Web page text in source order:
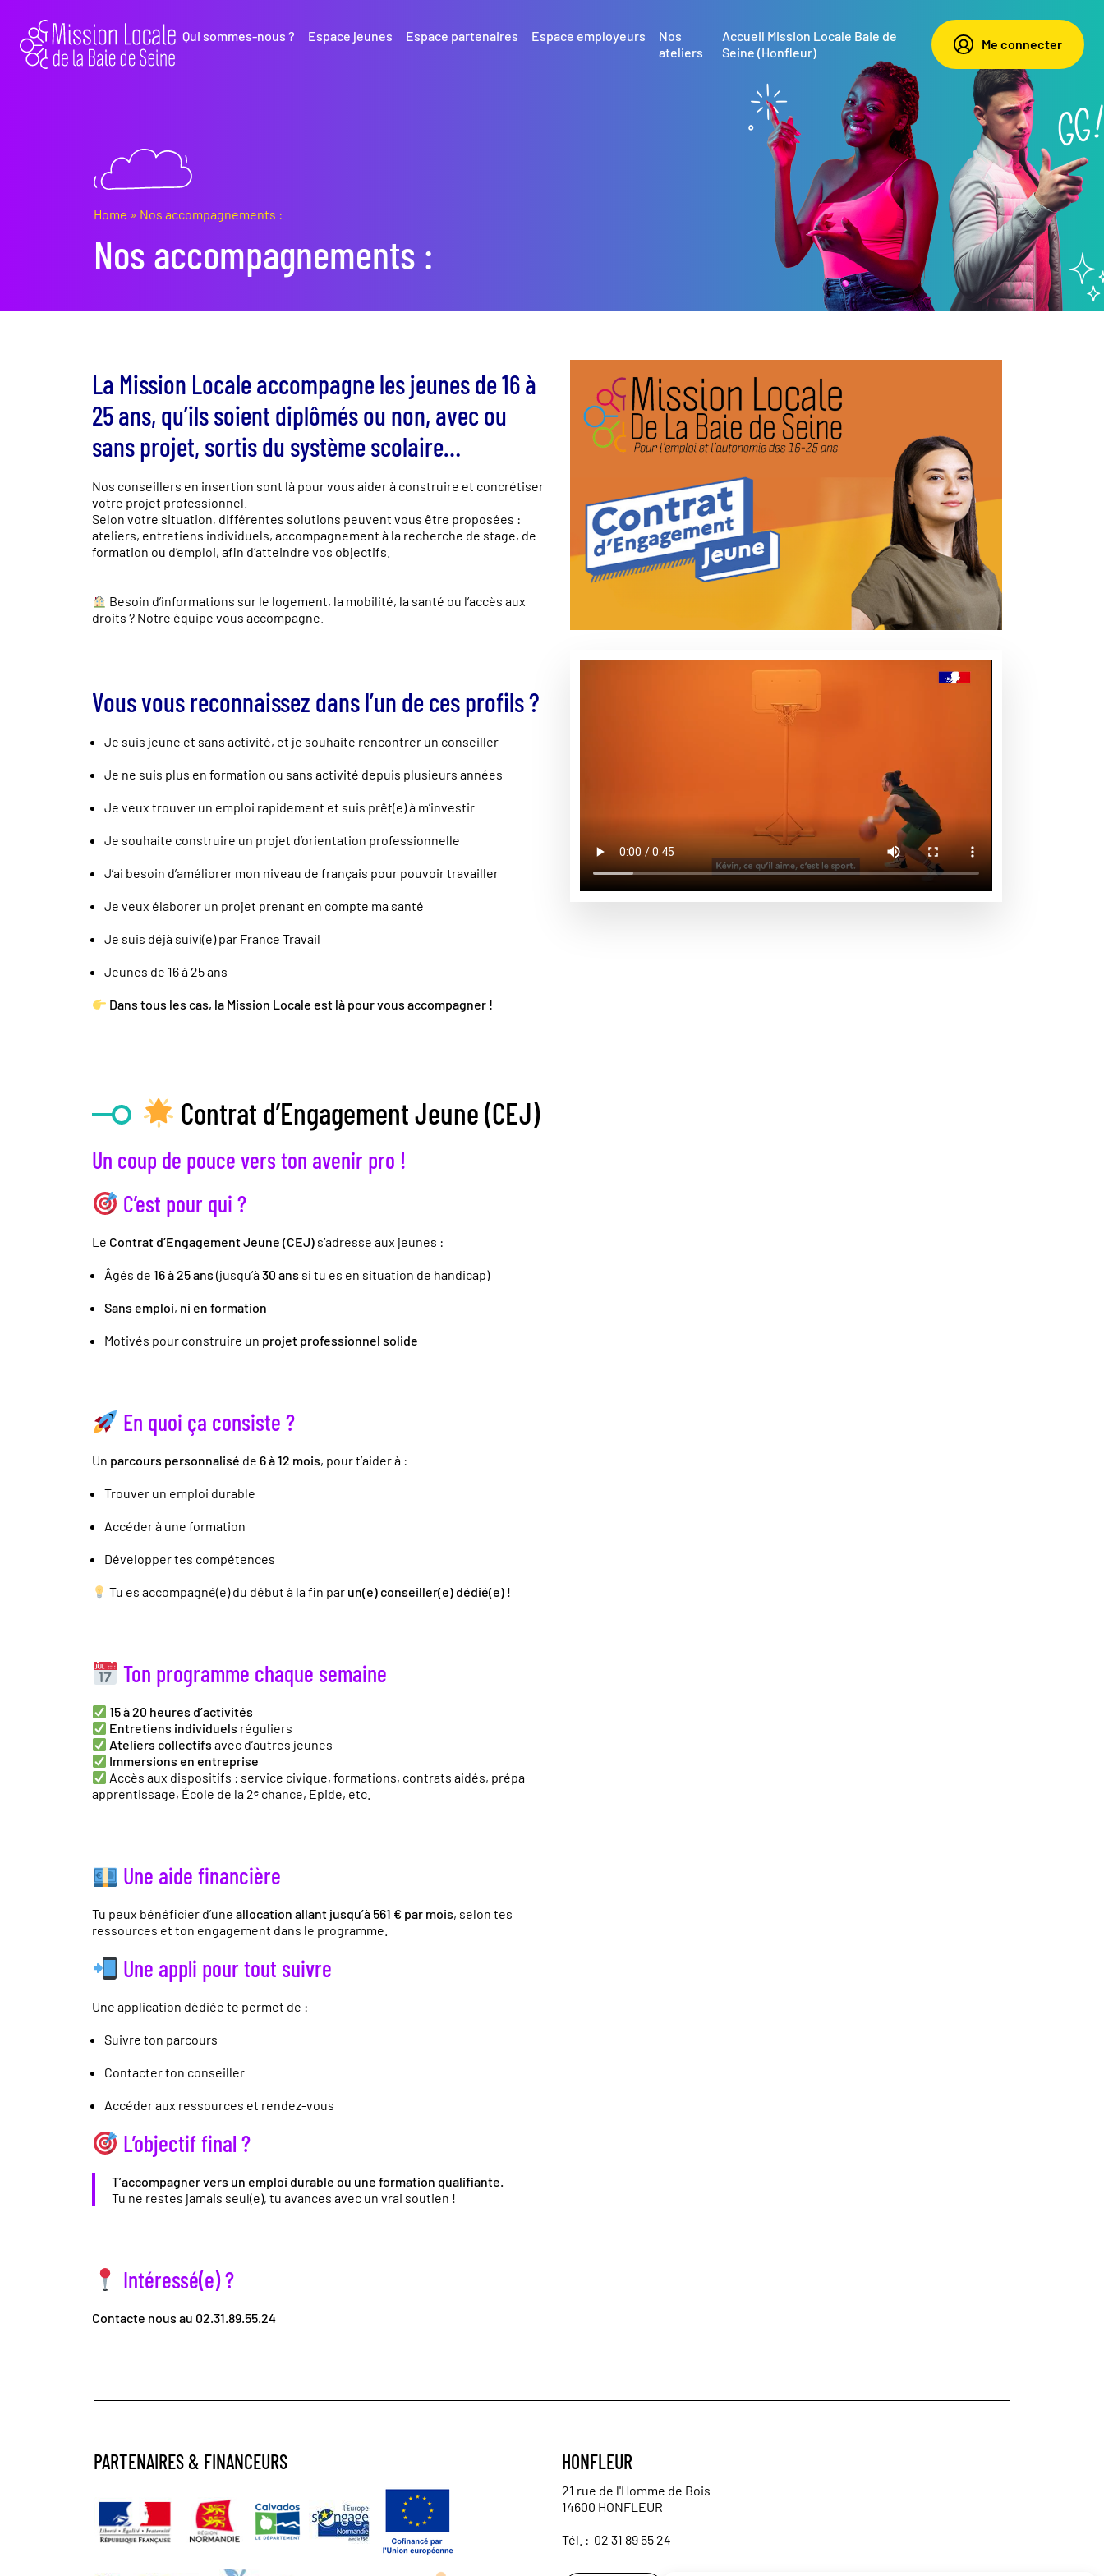
Me connecter
Qui sommes-nous ? Espace jeunes Espace partenaires Espace employeurs
Nos
ateliers
Accueil Mission Locale Baie de
Seine (Honfleur)
Home » Nos accompagnements :
Nos accompagnements :
La Mission Locale accompagne les jeunes de 16 à
25 ans, qu’ils soient diplômés ou non, avec ou
sans projet, sortis du système scolaire…
Nos conseillers en insertion sont là pour vous aider à construire et concrétiser
votre projet professionnel.
Selon votre situation, différentes solutions peuvent vous être proposées :
ateliers, entretiens individuels, accompagnement à la recherche de stage, de
formation ou d’emploi, afin d’atteindre vos objectifs.
Besoin d’informations sur le logement, la mobilité, la santé ou l’accès aux
droits ? Notre équipe vous accompagne.
Vous vous reconnaissez dans l’un de ces profils ?
Je suis jeune et sans activité, et je souhaite rencontrer un conseiller
Je ne suis plus en formation ou sans activité depuis plusieurs années
Je veux trouver un emploi rapidement et suis prêt(e) à m’investir
Je souhaite construire un projet d’orientation professionnelle
J’ai besoin d’améliorer mon niveau de français pour pouvoir travailler
Je veux élaborer un projet prenant en compte ma santé
Je suis déjà suivi(e) par France Travail
Jeunes de 16 à 25 ans
Dans tous les cas, la Mission Locale est là pour vous accompagner !
Contrat d’Engagement Jeune (CEJ)
Un coup de pouce vers ton avenir pro !
C’est pour qui ?
Le Contrat d’Engagement Jeune (CEJ) s’adresse aux jeunes :
Âgés de 16 à 25 ans (jusqu’à30 ans si tu es en situation de handicap)
Sans emploi, ni en formation
Motivés pour construire un projet professionnel solide
En quoi ça consiste ?
Un parcours personnalisé de 6 à 12 mois, pour t’aider à :
Trouver un emploi durable
Accéder à une formation
Développer tes compétences
Tu es accompagné(e) du début à la fin par un(e) conseiller(e) dédié(e) !
Ton programme chaque semaine
15 à 20 heures d’activités
Entretiens individuels réguliers
Ateliers collectifs avec d’autres jeunes
Immersions en entreprise
Accès aux dispositifs : service civique, formations, contrats aidés, prépa
apprentissage, École de la 2ᵉ chance, Epide, etc.
Une aide financière
Tu peux bénéficier d’une allocation allant jusqu’à 561 € par mois, selon tes
ressources et ton engagement dans le programme.
Une appli pour tout suivre
Une application dédiée te permet de :
Suivre ton parcours
Contacter ton conseiller
Accéder aux ressources et rendez-vous
L’objectif final ?
T’accompagner vers un emploi durable ou une formation qualifiante.
Tu ne restes jamais seul(e), tu avances avec un vrai soutien !
Intéressé(e) ?
Contacte nous au 02.31.89.55.24
PARTENAIRES & FINANCEURS HONFLEUR
21 rue de l'Homme de Bois
14600 HONFLEUR
Tél. : 02 31 89 55 24